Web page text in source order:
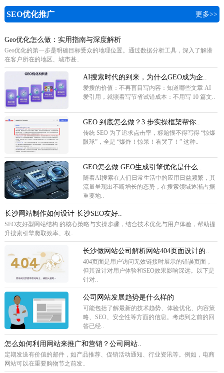
SEO优化推广 更多>>
Geo优化怎么做：实用指南与深度解析
Geo优化的第一步是明确目标受众的地理位置。通过数据分析工具，深入了解潜
在客户所在的地区、城市甚..
AI搜索时代的到来，为什么GEO成为企..
爱搜的价值：不再盲目写内容：知道哪些文章 AI
爱引用，就照着写节省试错成本：不用写 10 篇文..
GEO 到底怎么做？3 步实操框架帮你..
传统 SEO 为了追求点击率，标题恨不得写得 “惊爆
眼球”，全是 “爆炸！惊呆！看哭了！” 这种..
GEO怎么做 GEO生成引擎优化是什么..
随着AI搜索在人们日常生活中的应用日益频繁，其
流量呈现出不断增长的态势，在搜索领域逐渐占据
重要地..
长沙网站制作如何设计 长沙SEO友好..
SEO友好型网站结构 的核心策略与实操步骤，结合技术优化与用户体验，帮助提
升搜索引擎爬取效率、权..
长沙做网站公司解析网站404页面设计的..
404页面是用户访问无效链接时展示的错误页面，
但其设计对用户体验和SEO效果影响深远。以下是
针对..
公司网站发展趋势是什么样的
可能包括了解最新的技术趋势、体验优化、内容策
略、SEO、安全性等方面的信息。考虑到之前的回
答已经..
怎么如何利用网站来推广和营销？公司网站..
定期发送有价值的邮件，如产品推荐、促销活动通知、行业资讯等。例如，电商
网站可以在重要购物节之前发..